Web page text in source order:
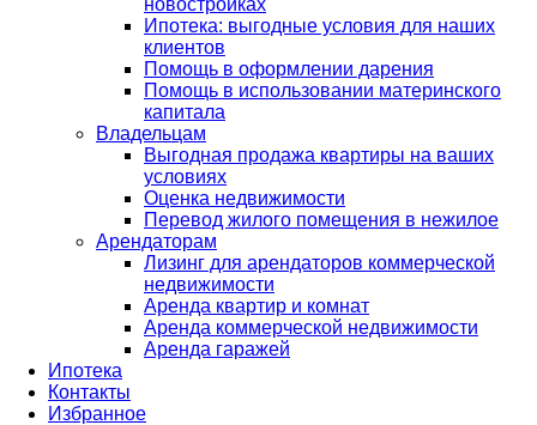
новостройках
Ипотека: выгодные условия для наших
клиентов
Помощь в оформлении дарения
Помощь в использовании материнского
капитала
Владельцам
Выгодная продажа квартиры на ваших
условиях
Оценка недвижимости
Перевод жилого помещения в нежилое
Арендаторам
Лизинг для арендаторов коммерческой
недвижимости
Аренда квартир и комнат
Аренда коммерческой недвижимости
Аренда гаражей
Ипотека
Контакты
Избранное